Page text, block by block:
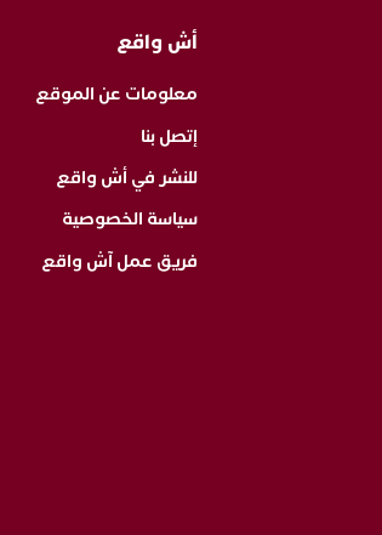
أش واقع
معلومات عن الموقع
إتصل بنا
للنشر في أش واقع
سياسة الخصوصية
فريق عمل آش واقع